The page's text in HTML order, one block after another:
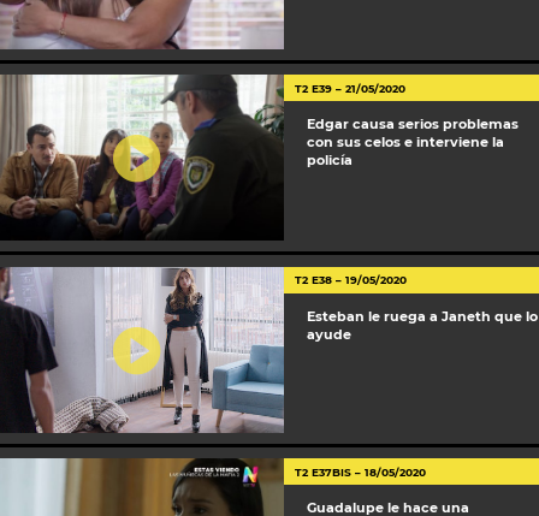
T2 E39 – 21/05/2020
Edgar causa serios problemas
con sus celos e interviene la
policía
T2 E38 – 19/05/2020
Esteban le ruega a Janeth que lo
ayude
T2 E37BIS – 18/05/2020
Guadalupe le hace una